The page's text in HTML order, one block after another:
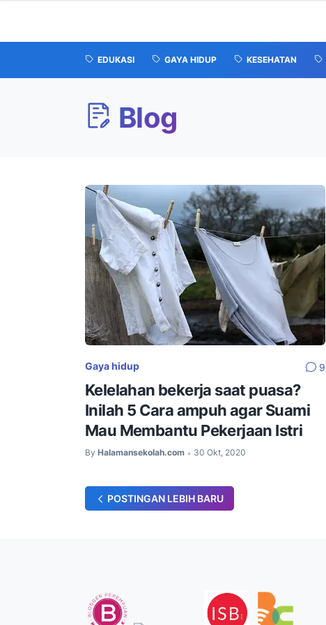
EDUKASI GAYA HIDUP KESEHATAN
Blog
Gaya hidup 9
Kelelahan bekerja saat puasa?
Inilah 5 Cara ampuh agar Suami
Mau Membantu Pekerjaan Istri
By Halamansekolah.com • 30 Okt, 2020
POSTINGAN LEBIH BARU